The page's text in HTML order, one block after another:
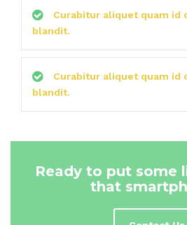
Curabitur aliquet quam id
blandit.
Curabitur aliquet quam id
blandit.
Ready to put some
that